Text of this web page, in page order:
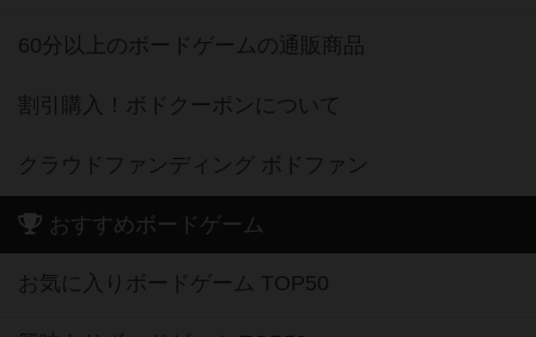
60分以上のボードゲームの通販商品
割引購入！ボドクーポンについて
クラウドファンディング ボドファン
おすすめボードゲーム
お気に入りボードゲーム TOP50